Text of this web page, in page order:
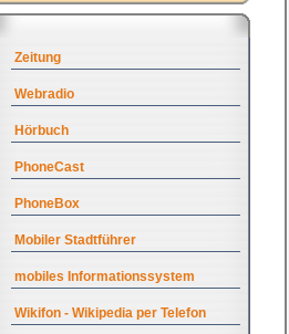
Zeitung
Webradio
Hörbuch
PhoneCast
PhoneBox
Mobiler Stadtführer
mobiles Informationssystem
Wikifon - Wikipedia per Telefon